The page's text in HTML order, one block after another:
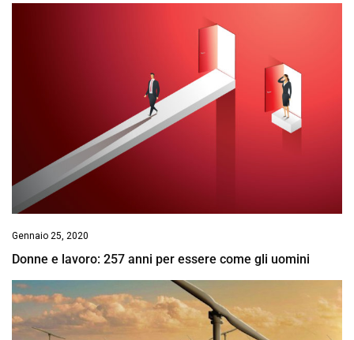
Gennaio 25, 2020
Donne e lavoro: 257 anni per essere come gli uomini